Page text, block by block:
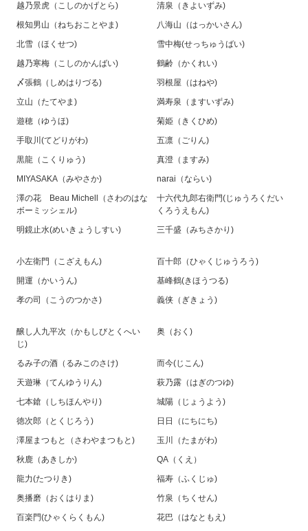
越乃景虎（こしのかげとら)
清泉（きよいずみ)
根知男山（ねちおことやま)
八海山（はっかいさん)
北雪（ほくせつ)
雪中梅(せっちゅうばい)
越乃寒梅（こしのかんばい)
鶴齢（かくれい)
〆張鶴（しめはりづる)
羽根屋（はねや)
立山（たてやま)
満寿泉（ますいずみ)
遊穂（ゆうほ)
菊姫（きくひめ)
手取川(てどりがわ)
五凛（ごりん)
黒龍（こくりゅう)
真澄（ますみ)
MIYASAKA（みやさか)
narai（ならい)
澤の花 Beau Michell（さわのはな
ボーミッシェル)
十六代九郎右衛門(じゅうろくだい
くろうえもん)
明鏡止水(めいきょうしすい)
三千盛（みちさかり)
小左衛門（こざえもん)
百十郎（ひゃくじゅうろう)
開運（かいうん)
基峰鶴(きほうつる)
孝の司（こうのつかさ)
義侠（ぎきょう)
醸し人九平次（かもしびとくへい
じ)
奥（おく)
るみ子の酒（るみこのさけ)
而今(じこん)
天遊琳（てんゆうりん)
萩乃露（はぎのつゆ)
七本鎗（しちほんやり)
城陽（じょうよう)
徳次郎（とくじろう)
日日（にちにち)
澤屋まつもと（さわやまつもと)
玉川（たまがわ)
秋鹿（あきしか)
QA（くえ）
龍力(たつりき)
福寿（ふくじゅ)
奥播磨（おくはりま)
竹泉（ちくせん)
百楽門(ひゃくらくもん)
花巴（はなともえ)